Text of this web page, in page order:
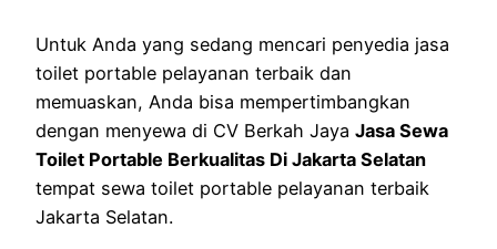
Untuk Anda yang sedang mencari penyedia jasa
toilet portable pelayanan terbaik dan
memuaskan, Anda bisa mempertimbangkan
dengan menyewa di CV Berkah Jaya Jasa Sewa
Toilet Portable Berkualitas Di Jakarta Selatan
tempat sewa toilet portable pelayanan terbaik
Jakarta Selatan.